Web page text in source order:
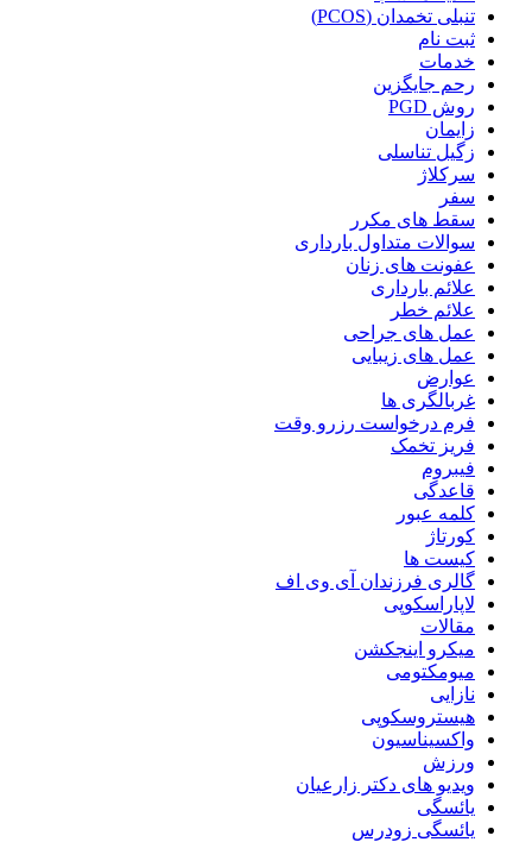
تنبلی تخمدان (PCOS)
ثبت نام
خدمات
رحم جایگزین
روش PGD
زایمان
زگیل تناسلی
سرکلاژ
سفر
سقط های مکرر
سوالات متداول بارداری
عفونت های زنان
علائم بارداری
علائم خطر
عمل های جراحی
عمل های زیبایی
عوارض
غربالگری ها
فرم درخواست رزرو وقت
فریز تخمک
فیبروم
قاعدگی
کلمه عبور
کورتاژ
کیست ها
گالری فرزندان آی وی اف
لاپاراسکوپی
مقالات
میکرو اینجکشن
میومکتومی
نازایی
هیستروسکوپی
واکسیناسیون
ورزش
ویدیو های دکتر زارعیان
یائسگی
یائسگی زودرس